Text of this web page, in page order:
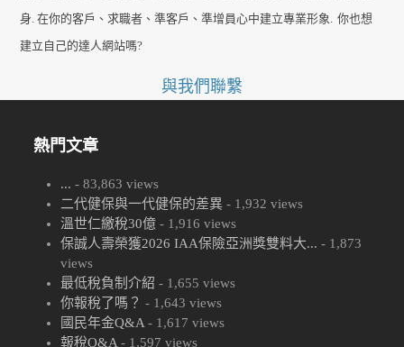
身. 在你的客戶、求職者、準客戶、準增員心中建立專業形象. 你也想
建立自己的達人網站嗎?
與我們聯繫
熱門文章
... - 83,863 views
二代健保與一代健保的差異 - 1,932 views
溫世仁繳稅30億 - 1,916 views
保誠人壽榮獲2026 IAA保險亞洲獎雙料大... - 1,873
views
最低稅負制介紹 - 1,655 views
你報稅了嗎？ - 1,643 views
國民年金Q&A- 1,617 views
報稅Q&A- 1,597 views